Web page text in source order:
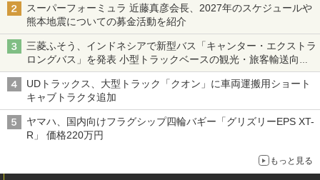
スーパーフォーミュラ 近藤真彦会長、2027年のスケジュールや
熊本地震についての募金活動を紹介
三菱ふそう、インドネシアで新型バス「キャンター・エクストラ
ロングバス」を発表 小型トラックベースの観光・旅客輸送向け
バス
UDトラックス、大型トラック「クオン」に車両運搬用ショート
キャブトラクタ追加
ヤマハ、国内向けフラグシップ四輪バギー「グリズリーEPS XT-
R」 価格220万円
もっと見る